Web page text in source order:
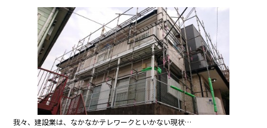
c
e
b
o
o
k
itt
er
e
我々、建設業は、なかなかテレワークといかない現状…